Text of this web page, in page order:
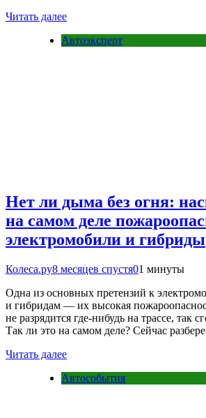
Читать далее
Автоэксперт
Нет ли дыма без огня:
на самом деле
электромобили и гибриды
Колеса.ру8 месяцев спустя01 минуты
Одна из основных претензий к
и гибридам — их высокая
не разрядится где-нибудь на трассе, так
Так ли это на самом деле? Сейчас
Читать далее
Автособытия